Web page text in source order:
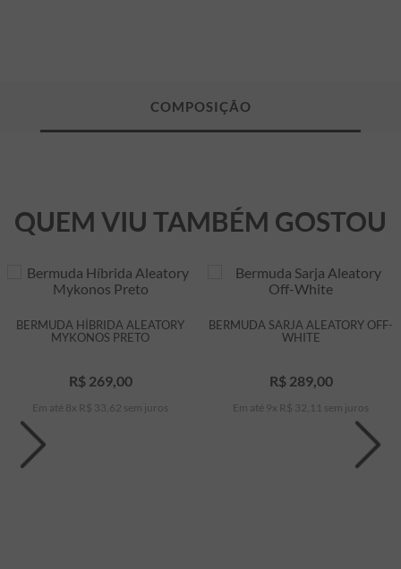
QUEM VIU TAMBÉM GOSTOU
BERMUDA HÍBRIDA ALEATORY
MYKONOS PRETO
R$ 269,00
Em até 8 x R$ 33 62 sem juros
BERMUDA SARJA ALEATORY OFF-
WHITE
R$ 289,00
Em até 9 x R$ 32 11 sem juros